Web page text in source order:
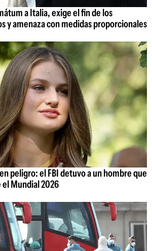
a Italia, exige el fin de los
y amenaza con medidas proporcionales
peligro: el FBI detuvo a un hombre que
Mundial 2026